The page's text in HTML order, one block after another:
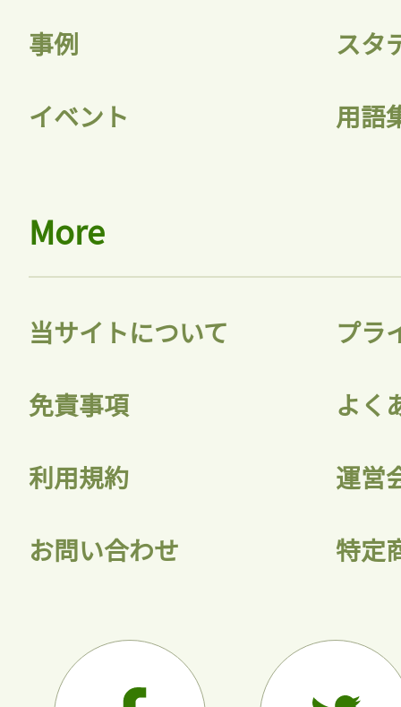
事例 スタ
イベント 用語
More
当サイトについて プラ
免責事項 よく
利用規約 運営
お問い合わせ 特定